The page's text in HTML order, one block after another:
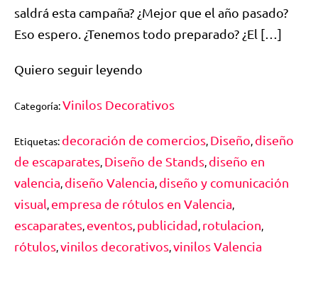
saldrá esta campaña? ¿Mejor que el año pasado?
Eso espero. ¿Tenemos todo preparado? ¿El […]
Quiero seguir leyendo
Categoría:Vinilos Decorativos
Etiquetas: decoración de comercios, Diseño, diseño
de escaparates, Diseño de Stands, diseño en
valencia, diseño Valencia, diseño y comunicación
visual, empresa de rótulos en Valencia,
escaparates, eventos, publicidad, rotulacion,
rótulos,vinilos decorativos,vinilos Valencia